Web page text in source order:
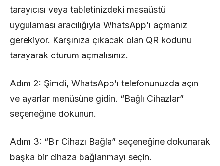
tarayıcısı veya tabletinizdeki masaüstü
uygulaması aracılığıyla WhatsApp’ı açmanız
gerekiyor. Karşınıza çıkacak olan QR kodunu
tarayarak oturum açmalısınız.
Adım 2: Şimdi, WhatsApp’ı telefonunuzda açın
ve ayarlar menüsüne gidin. “Bağlı Cihazlar”
seçeneğine dokunun.
Adım 3: “Bir Cihazı Bağla” seçeneğine dokunarak
başka bir cihaza bağlanmayı seçin.